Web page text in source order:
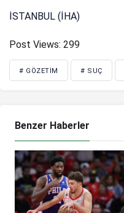
İSTANBUL (İHA)
Post Views: 299
# GÖZETIM # SUÇ
Benzer Haberler